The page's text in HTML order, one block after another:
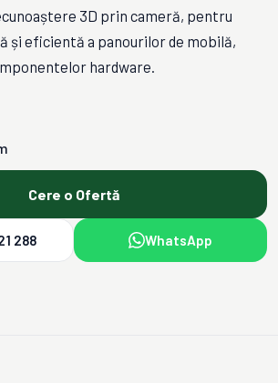
3D prin cameră, pentru
și eficientă a panourilor de mobilă,
hardware.
Cere o Ofertă
288 WhatsApp